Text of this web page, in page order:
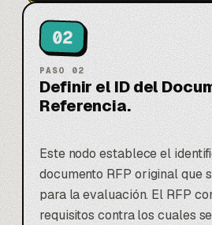
02
PASO 02
Definir el ID del
Referencia.
Este nodo establece el
documento RFP original que
para la evaluación. El RFP
requisitos contra los cuales